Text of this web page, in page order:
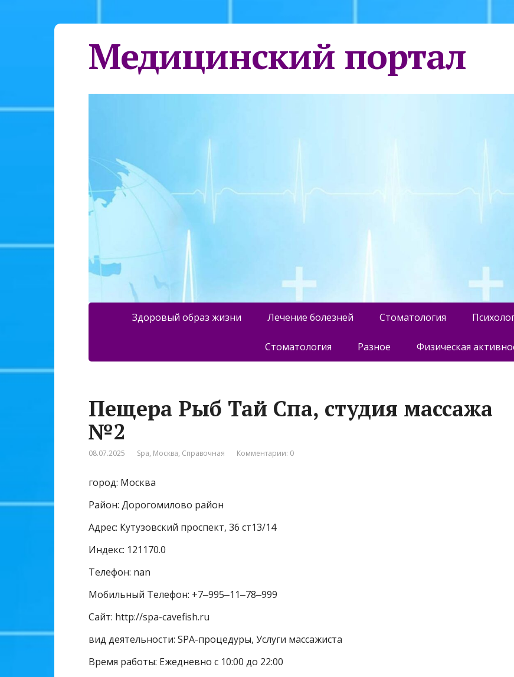
Медицинский портал
Здоровый образ жизни Лечение болезней Стоматология
Стоматология Разное Физическая
Пещера Рыб Тай Спа, студия массажа
№2
08.07.2025 Spa, Москва, Справочная Комментарии: 0
город: Москва
Район: Дорогомилово район
Адрес: Кутузовский проспект, 36 ст13/14
Индекс: 121170.0
Телефон: nan
Мобильный Телефон: +7‒995‒11‒78‒999
Сайт: http://spa-cavefish.ru
вид деятельности: SPA-процедуры, Услуги массажиста
Время работы: Ежедневно с 10:00 до 22:00